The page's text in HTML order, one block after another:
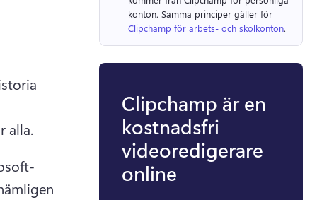
alla.
konton.
Clipchamp för arbets- och skolkonton.
Clipchamp är en
kostnadsfri
videoredigerare
online